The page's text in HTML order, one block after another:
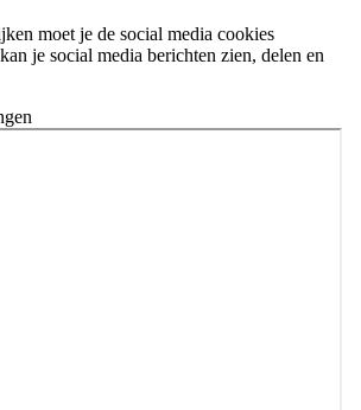
moet je de social media cookies
je social media berichten zien, delen en